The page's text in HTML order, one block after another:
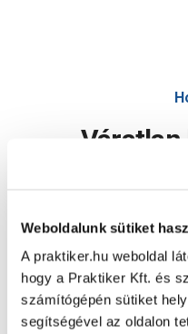
Weboldalunk sütiket
A praktiker.hu weboldal
hogy a Praktiker Kft. és
számítógépén sütiket
segítségével az oldalon